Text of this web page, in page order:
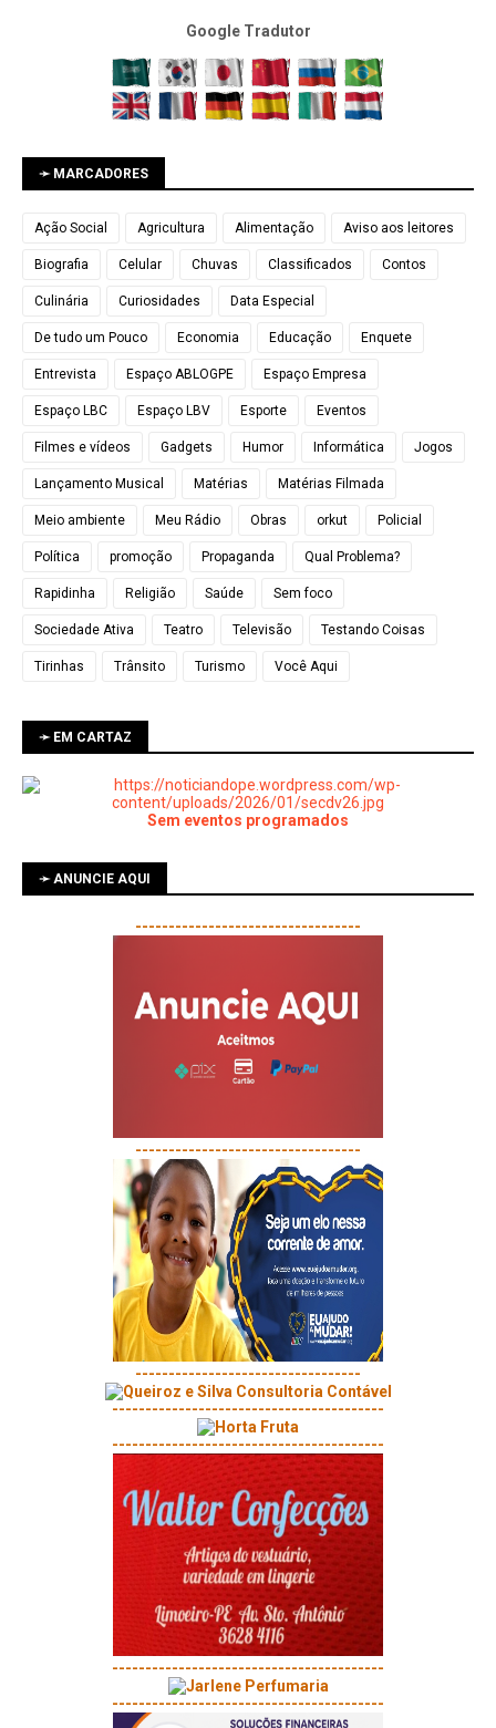
Google Tradutor
➛ MARCADORES
Ação Social Agricultura Alimentação Aviso aos leitores
Biografia Celular Chuvas Classificados Contos
Culinária Curiosidades Data Especial
De tudo um Pouco Economia Educação Enquete
Entrevista Espaço ABLOGPE Espaço Empresa
Espaço LBC Espaço LBV Esporte Eventos
Filmes e vídeos Gadgets Humor Informática Jogos
Lançamento Musical Matérias Matérias Filmada
Meio ambiente Meu Rádio Obras orkut Policial
Política promoção Propaganda Qual Problema?
Rapidinha Religião Saúde Sem foco
Sociedade Ativa Teatro Televisão Testando Coisas
Tirinhas Trânsito Turismo Você Aqui
➛ EM CARTAZ
Sem eventos programados
➛ ANUNCIE AQUI
----------------------------------
----------------------------------
----------------------------------
-----------------------------------------
-----------------------------------------
-----------------------------------------
-----------------------------------------